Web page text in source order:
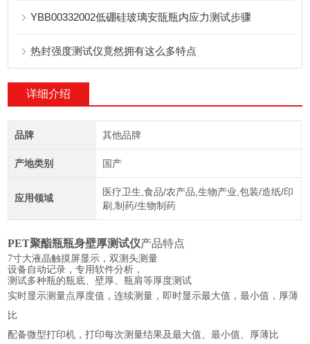
YBB00332002低硼硅玻璃安瓿瓶内应力测试步骤
热封强度测试仪竟然拥有这么多特点
详细介绍
品牌 其他品牌
产地类别 国产
应用领域
医疗卫生,食品/农产品,生物产业,包装/造纸/印
刷,制药/生物制药
PET聚酯瓶瓶身壁厚测试仪产品特点
7寸大液晶触摸屏显示，双测头测量
设备 自动记录，专用软件分析，
测试多种瓶的瓶底、壁厚、瓶肩等厚度测试
实时显示测量点厚度值，连续测量，即时显示最大值，最小值，厚薄
比
配备微型打印机，打印每次测量结果及最大值、最小值、厚薄比